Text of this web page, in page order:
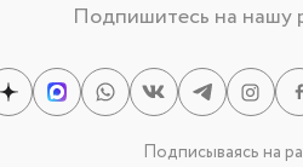
Подпишитесь на нашу
Подписываясь на